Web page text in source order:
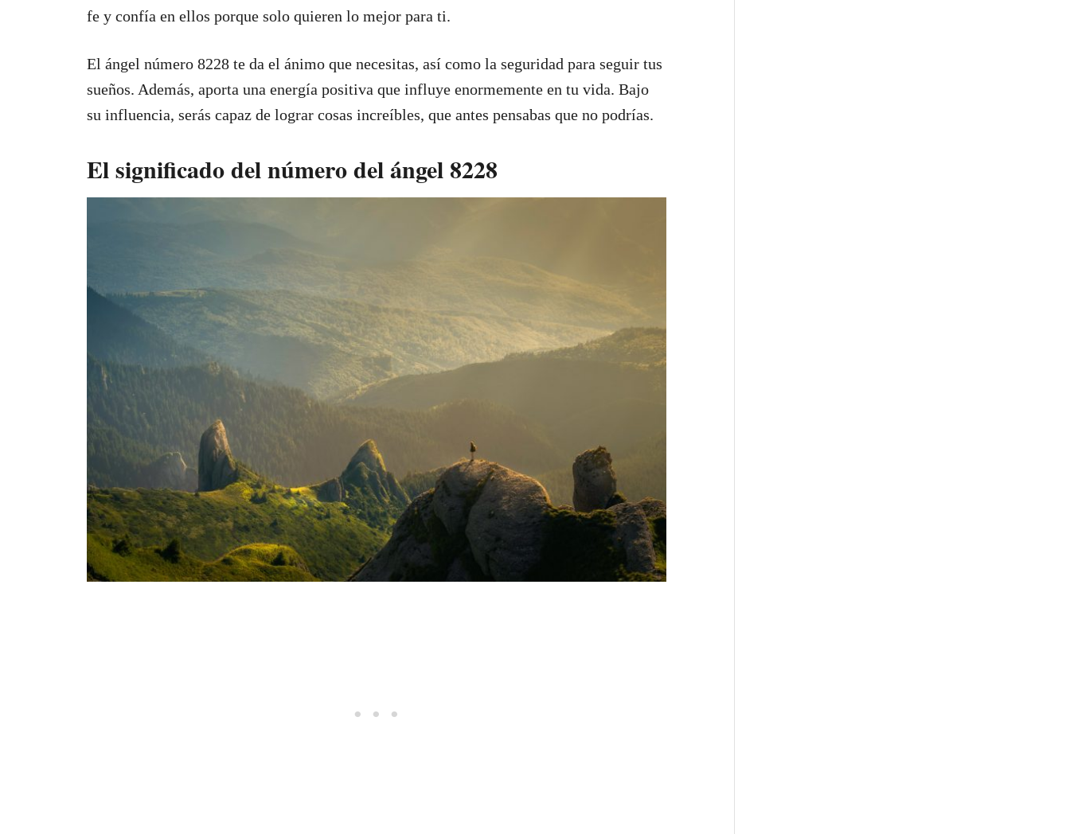
fe y confía en ellos porque solo quieren lo mejor para ti.
El ángel número 8228 te da el ánimo que necesitas, así como la seguridad para seguir tus
sueños. Además, aporta una energía positiva que influye enormemente en tu vida. Bajo
su influencia, serás capaz de lograr cosas increíbles, que antes pensabas que no podrías.
El significado del número del ángel 8228